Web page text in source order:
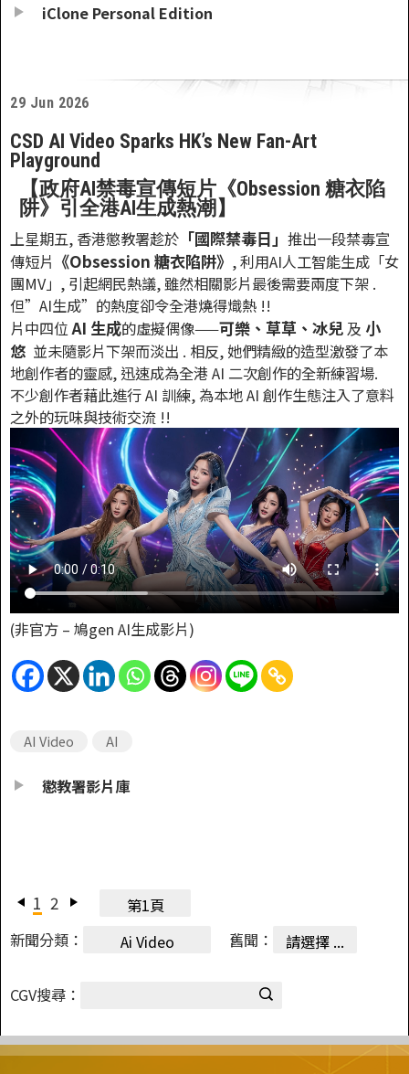
iClone Personal Edition
29 Jun 2026
CSD AI Video Sparks HK’s New Fan-Art
Playground
【政府AI禁毒宣傳短片《Obsession 糖衣陷
阱》引全港AI生成熱潮】
上星期五, 香港懲教署趁於 「國際禁毒日」 推出一段禁毒宣
傳短片 《Obsession 糖衣陷阱》 , 利用AI人工智能生成「女
團MV」, 引起網民熱議, 雖然相關影片最後需要兩度下架 .
但”AI生成”的熱度卻令全港燒得熾熱 !!
片中四位AI 生成的虛擬偶像——可樂、草草、冰兒及 小
悠 並未隨影片下架而淡出 . 相反, 她們精緻的造型激發了本
地創作者的靈感, 迅速成為全港 AI 二次創作的全新練習場.
不少創作者藉此進行 AI 訓練, 為本地 AI 創作生態注入了意料
之外的玩味與技術交流 !!
(非官方 – 鳩gen AI生成影片)
AI Video AI
懲教署影片庫
1 2
第1頁
新聞分類：
Ai Video 舊聞： 請選擇 ...
CGV搜尋：